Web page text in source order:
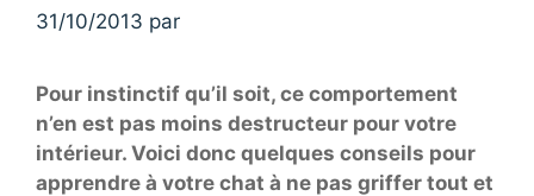
31/10/2013 par
Pour instinctif qu’il soit, ce comportement
n’en est pas moins destructeur pour votre
intérieur. Voici donc quelques conseils pour
apprendre à votre chat à ne pas griffer tout et